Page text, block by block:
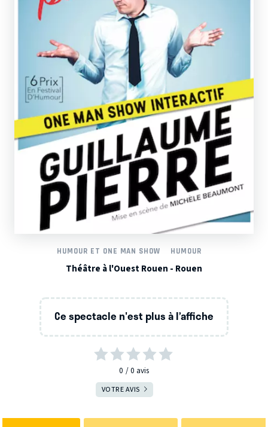
HUMOUR ET ONE MAN SHOW HUMOUR
Théâtre à l'Ouest Rouen - Rouen
Ce spectacle n'est plus à l’affiche
0 0 avis
VOTRE AVIS